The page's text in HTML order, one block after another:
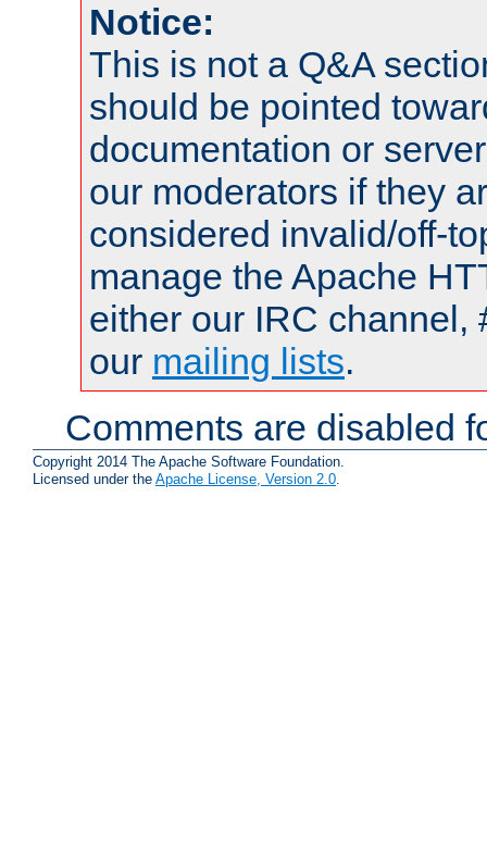
Notice:
This is not a Q&A
should be pointed
documentation or
our moderators if they
considered invalid/off-
manage the Apache
either our IRC channel,
our mailing lists.
Comments are disabled
Copyright 2014 The Apache Software Foundation.
Licensed under the Apache License, Version 2.0